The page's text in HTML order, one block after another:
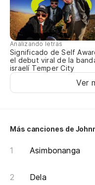
Analizando letras
Significado de Self
el debut viral de la
israelí Temper City
Ver
Más canciones de
Asimbonanga
Dela